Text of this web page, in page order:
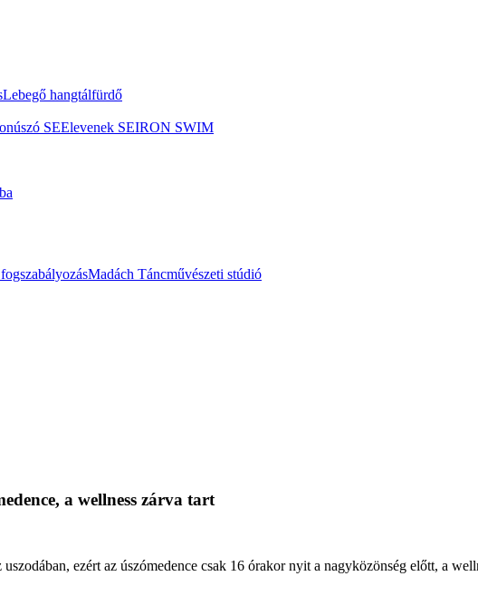
Lebegő hangtálfürdő
SEElevenek SEIRON SWIM
Madách Táncművészeti stúdió
a wellness zárva tart
ezért az úszómedence csak 16 órakor nyit a nagyközönség előtt, a